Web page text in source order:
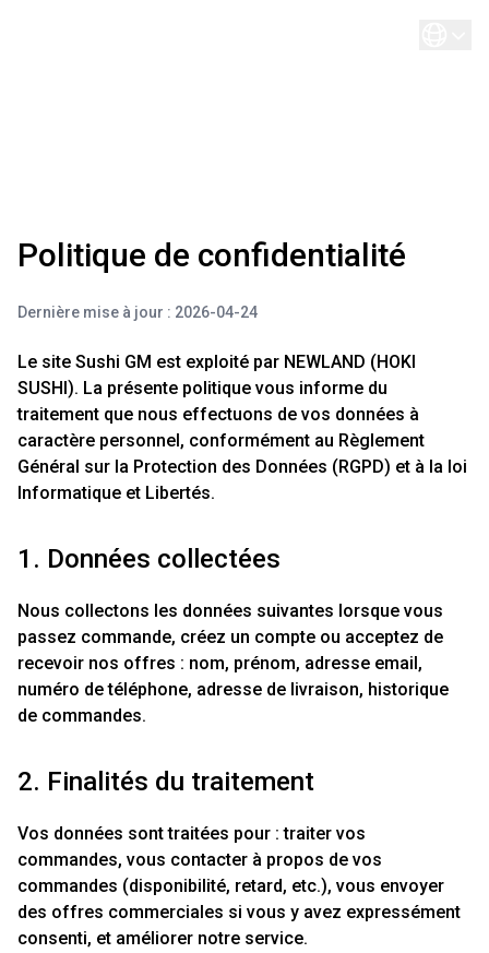
Politique de confidentialité
Dernière mise à jour : 2026-04-24
Le site Sushi GM est exploité par NEWLAND (HOKI
SUSHI). La présente politique vous informe du
traitement que nous effectuons de vos données à
caractère personnel, conformément au Règlement
Général sur la Protection des Données (RGPD) et à la loi
Informatique et Libertés.
1. Données collectées
Nous collectons les données suivantes lorsque vous
passez commande, créez un compte ou acceptez de
recevoir nos offres : nom, prénom, adresse email,
numéro de téléphone, adresse de livraison, historique
de commandes.
2. Finalités du traitement
Vos données sont traitées pour : traiter vos
commandes, vous contacter à propos de vos
commandes (disponibilité, retard, etc.), vous envoyer
des offres commerciales si vous y avez expressément
consenti, et améliorer notre service.